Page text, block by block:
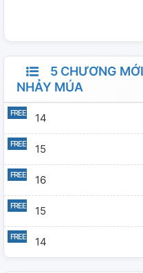
5 CHƯƠNG
NHẢY MÚA
14
15
16
15
14